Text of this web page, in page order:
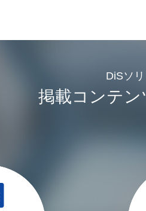
DiSソ
掲載コンテ